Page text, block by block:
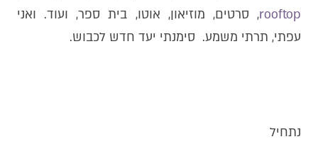
rooftop, סרטים, מוזיאון, אוטו, בית ספר, ועוד. ואני
עפתי, תרתי משמע. סימנתי יעד חדש לכבוש.
נתחיל